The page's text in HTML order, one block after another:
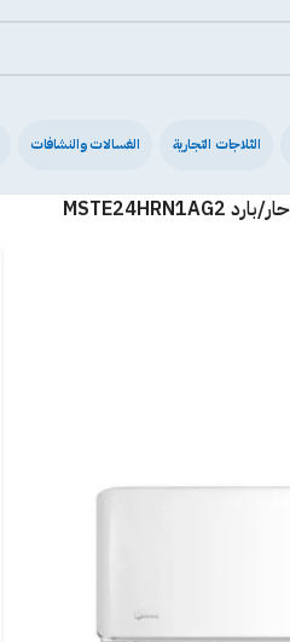
الثلاجات التجارية الغسالات والنشافات